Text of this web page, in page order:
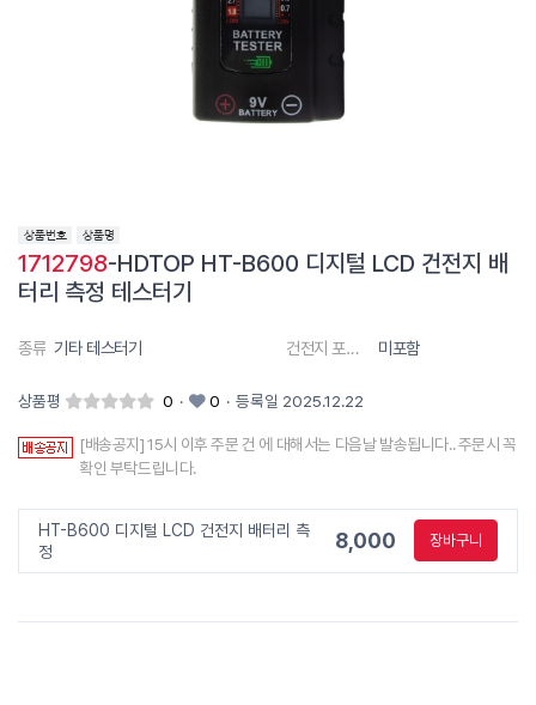
1712798-HDTOP HT-B600 디지털 LCD 건전지 배
터리 측정 테스터기
종류 기타 테스터기 건전지 포함 유무 미포함
상품평 0 · 0 · 등록일 2025.12.22
[배송공지] 15시 이후 주문 건 에 대해서는 다음날 발송됩니다.. 주문시 꼭
확인 부탁드립니다.
HT-B600 디지털 LCD 건전지 배터리 측
정
8,000 장바구니